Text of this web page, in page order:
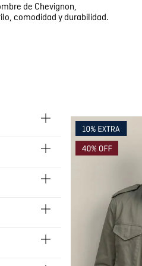
de Chevignon,
comodidad y durabilidad.